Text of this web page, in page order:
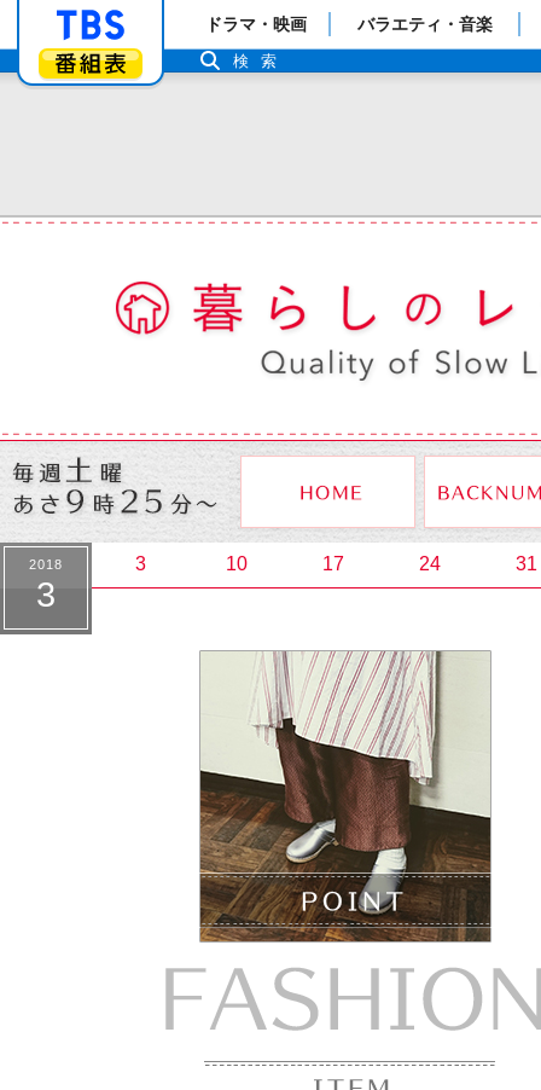
「TBSテレビ」トップページ
番組表
ドラマ・映画 バラエティ・音楽
検索
2018
3
3 10 17 24 31